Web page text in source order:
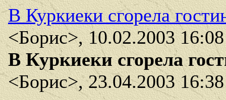
В Куркиеки сгорела
<Борис>, 10.02.2003 16:08
В Куркиеки сгорела
<Борис>, 23.04.2003 16:38